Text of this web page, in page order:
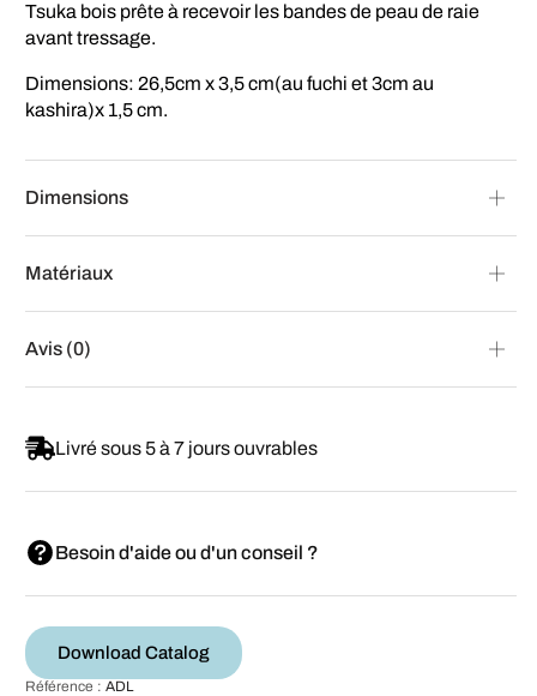
Tsuka bois prête à recevoir les bandes de peau de raie
avant tressage.
Dimensions: 26,5cm x 3,5 cm(au fuchi et 3cm au
kashira)x 1,5 cm.
Dimensions
Matériaux
Avis (0)
Livré sous 5 à 7 jours ouvrables
Besoin d'aide ou d'un conseil ?
Download Catalog
Référence : ADL